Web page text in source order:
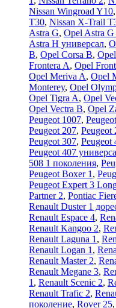
Nissan Wingroad Y10,
T30, Nissan X-Trail
Astra G, Opel Astra
Astra H универсал,
B, Opel Corsa B,
Frontera A, Opel
Opel Meriva A, Opel
Monterey, Opel
Opel Tigra A, Opel
Opel Vectra В, Opel
Peugeot 1007,
Peugeot 207, Peugeot
Peugeot 307, Peugeot
Peugeot 407
508 1 поколения,
Peugeot Boxer 1 ,
Peugeot Expert 3
Partner 2, Pontiac
Renault Duster 1
Renault Espace 4,
Renault Kangoo 2,
Renault Laguna 1 ,
Renault Logan 1 ,
Renault Master 2,
Renault Megane 3,
1 , Renault Scenic 2,
Renault Trafic 2,
поколение, Rover 25,